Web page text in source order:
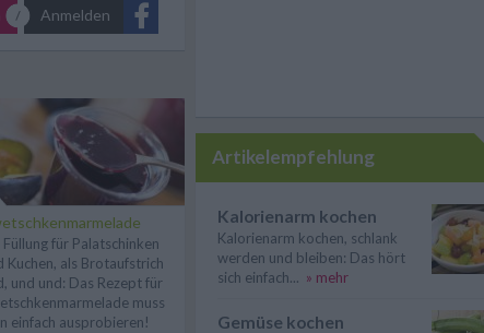
Anmelden
Füllung für Palatschinken
Kuchen, als Brotaufstrich
und und: Das Rezept für
muss
einfach ausprobieren!
Artikelempfehlung
Kalorienarm kochen
Kalorienarm kochen, schlank
werden und bleiben: Das hört
sich einfach... » mehr
Gemüse kochen